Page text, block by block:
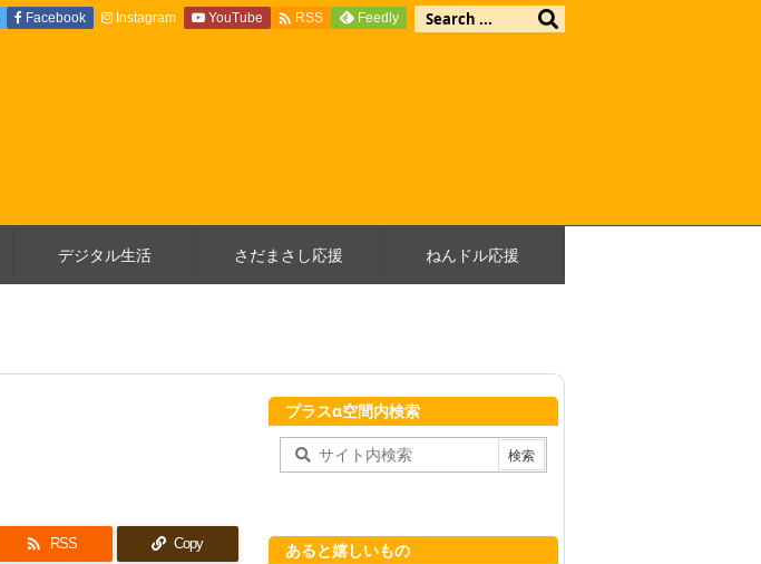
デジタル生活 さだまさし応援 ねんドル応援
Facebook Instagram YouTube  RSS Feedly
 RSS Copy
プラスα空間内検索
あると嬉しいもの